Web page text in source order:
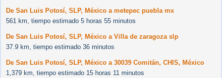
De San Luis Potosí, SLP, México a metepec puebla mx
561 km, tiempo estimado 5 horas 55 minutos
De San Luis Potosí, SLP, México a Villa de zaragoza slp
37.9 km, tiempo estimado 36 minutos
De San Luis Potosí, SLP, México a 30039 Comitán, CHIS, México
1,379 km, tiempo estimado 15 horas 11 minutos